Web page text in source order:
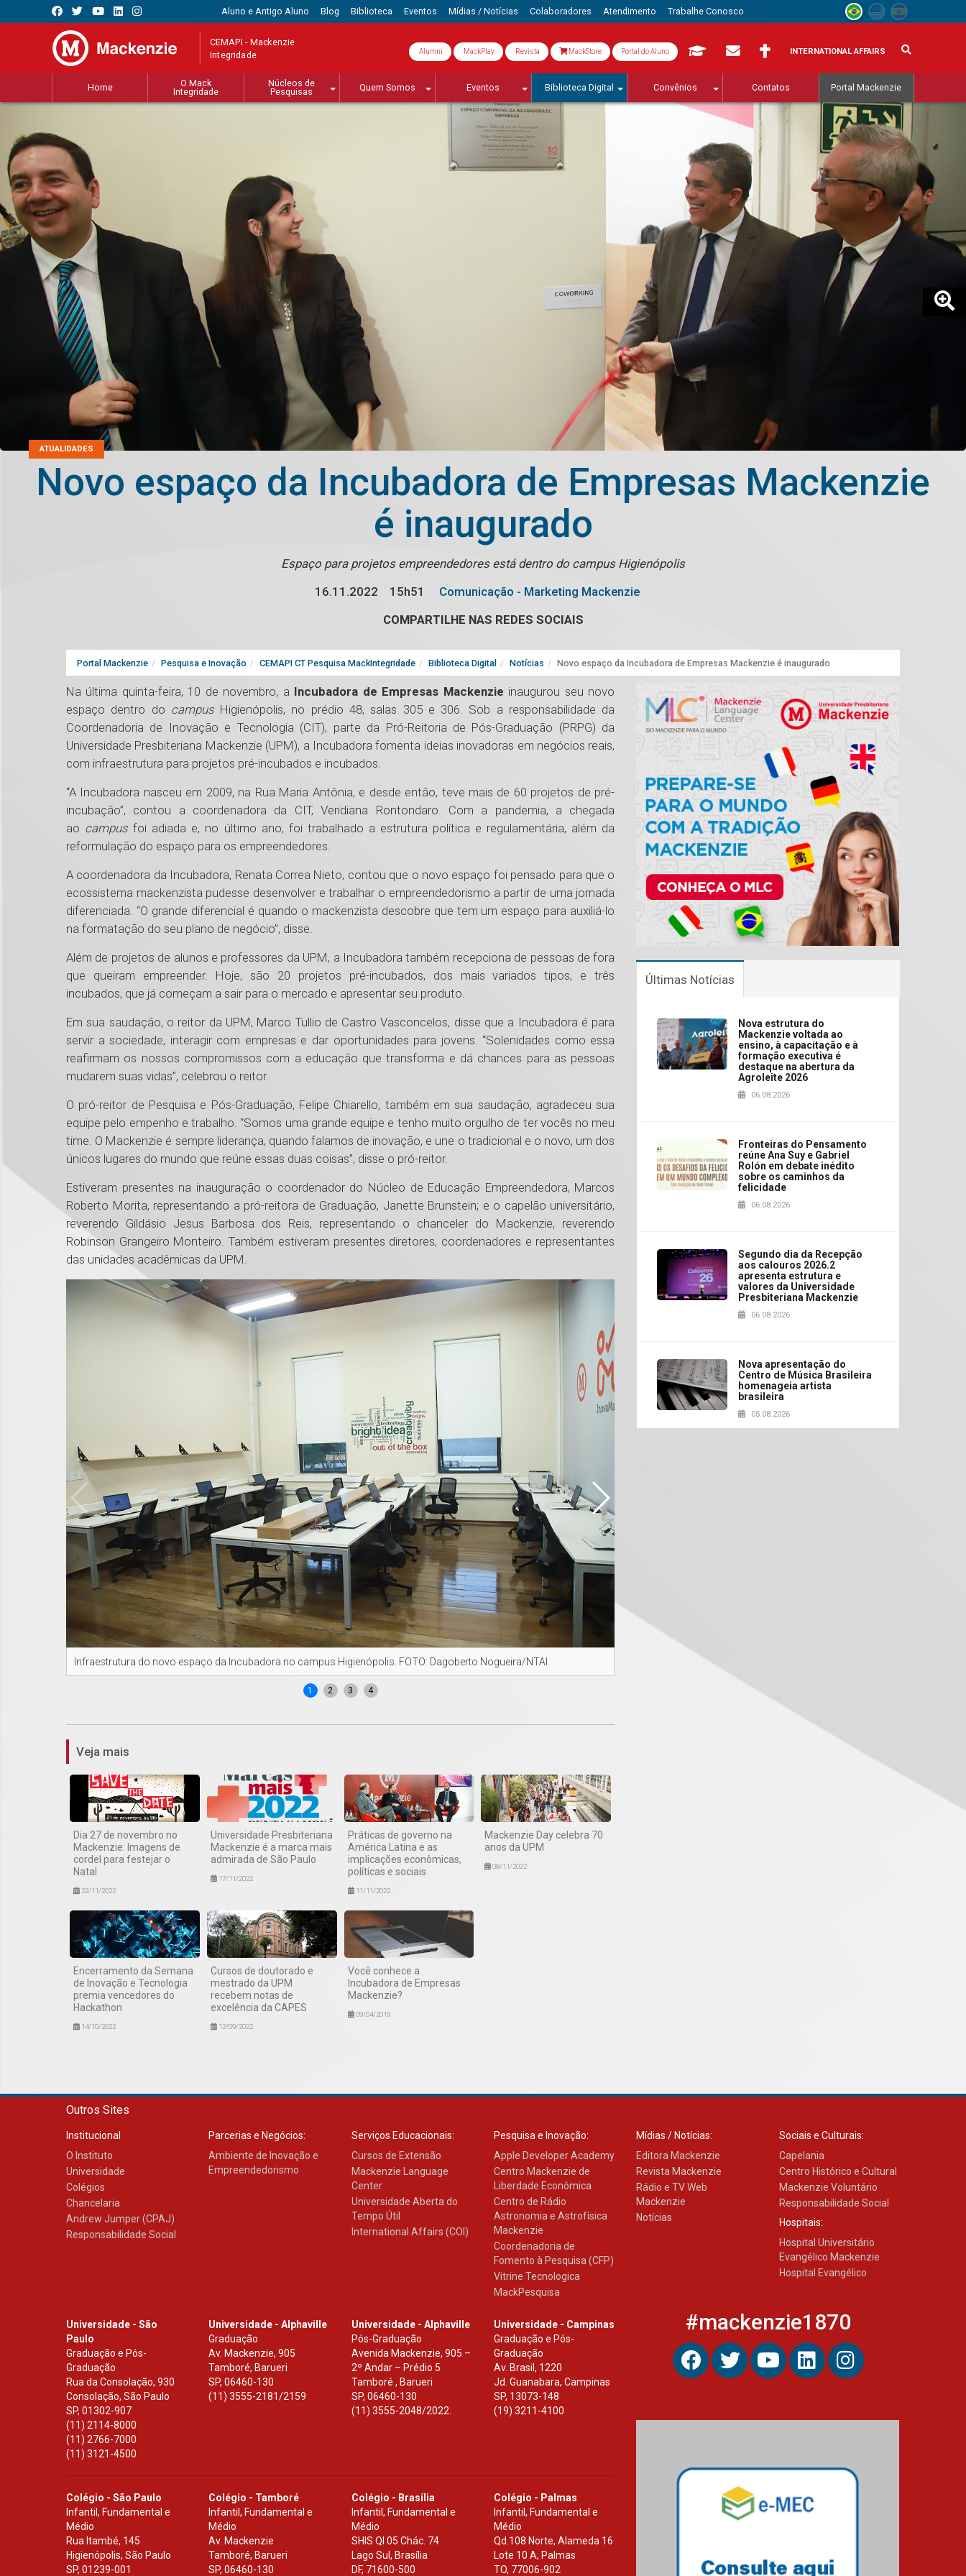
Aluno e Antigo Aluno Blog Biblioteca Eventos Mídias / Notícias Colaboradores Atendimento Trabalhe Conosco
CEMAPI - Mackenzie
Integridade Alumni MackPlay Revista MackStore Portal do Aluno INTERNATIONAL AFFAIRS
Home
O Mack
Integridade
Núcleos de
Pesquisas
Quem Somos Eventos Biblioteca Digital Convênios Contatos Portal Mackenzie
ATUALIDADES
Novo espaço da Incubadora de Empresas Mackenzie
é inaugurado
Espaço para projetos empreendedores está dentro do campus Higienópolis
16.11.2022
15h51
Comunicação - Marketing Mackenzie
COMPARTILHE NAS REDES SOCIAIS
Portal Mackenzie Pesquisa e Inovação CEMAPI CT Pesquisa MackIntegridade Biblioteca Digital Notícias Novo espaço da Incubadora de Empresas Mackenzie é inaugurado
Na última quinta-feira, 10 de novembro, a Incubadora de Empresas Mackenzie inaugurou seu novo
espaço dentro do campus Higienópolis, no prédio 48, salas 305 e 306. Sob a responsabilidade da
Coordenadoria de Inovação e Tecnologia (CIT), parte da Pró-Reitoria de Pós-Graduação (PRPG) da
Universidade Presbiteriana Mackenzie (UPM), a Incubadora fomenta ideias inovadoras em negócios reais,
com infraestrutura para projetos pré-incubados e incubados.
“A Incubadora nasceu em 2009, na Rua Maria Antônia, e desde então, teve mais de 60 projetos de pré-
incubação”, contou a coordenadora da CIT, Veridiana Rontondaro. Com a pandemia, a chegada
ao campusfoi adiada e, no último ano, foi trabalhado a estrutura política e regulamentária, além da
reformulação do espaço para os empreendedores.
A coordenadora da Incubadora, Renata Correa Nieto, contou que o novo espaço foi pensado para que o
ecossistema mackenzista pudesse desenvolver e trabalhar o empreendedorismo a partir de uma jornada
diferenciada. “O grande diferencial é quando o mackenzista descobre que tem um espaço para auxiliá-lo
na formatação do seu plano de negócio”, disse.
Além de projetos de alunos e professores da UPM, a Incubadora também recepciona de pessoas de fora
que queiram empreender. Hoje, são 20 projetos pré-incubados, dos mais variados tipos, e três
incubados, que já começam a sair para o mercado e apresentar seu produto.
Em sua saudação, o reitor da UPM, Marco Tullio de Castro Vasconcelos, disse que a Incubadora é para
servir a sociedade, interagir com empresas e dar oportunidades para jovens. “Solenidades como essa
reafirmam os nossos compromissos com a educação que transforma e dá chances para as pessoas
mudarem suas vidas”, celebrou o reitor.
O pró-reitor de Pesquisa e Pós-Graduação, Felipe Chiarello, também em sua saudação, agradeceu sua
equipe pelo empenho e trabalho. “Somos uma grande equipe e tenho muito orgulho de ter vocês no meu
time. O Mackenzie é sempre liderança, quando falamos de inovação, e une o tradicional e o novo, um dos
únicos lugares do mundo que reúne essas duas coisas”, disse o pró-reitor.
Estiveram presentes na inauguração o coordenador do Núcleo de Educação Empreendedora, Marcos
Roberto Morita, representando a pró-reitora de Graduação, Janette Brunstein; e o capelão universitário,
reverendo Gildásio Jesus Barbosa dos Reis, representando o chanceler do Mackenzie, reverendo
Robinson Grangeiro Monteiro. Também estiveram presentes diretores, coordenadores e representantes
das unidades acadêmicas da UPM.
Infraestrutura do novo espaço da Incubadora no campus Higienópolis. FOTO: Dagoberto Nogueira/NTAI
1 2 3 4
Veja mais
Dia 27 de novembro no
Mackenzie: Imagens de
cordel para festejar o
Natal
22/11/2022
Universidade Presbiteriana
Mackenzie é a marca mais
admirada de São Paulo
17/11/2022
Práticas de governo na
América Latina e as
implicações econômicas,
políticas e sociais
11/11/2022
Mackenzie Day celebra 70
anos da UPM
08/11/2022
Encerramento da Semana
de Inovação e Tecnologia
premia vencedores do
Hackathon
14/10/2022
Cursos de doutorado e
mestrado da UPM
recebem notas de
excelência da CAPES
12/09/2022
Você conhece a
Incubadora de Empresas
Mackenzie?
09/04/2019
Últimas Notícias
Nova estrutura do
Mackenzie voltada ao
ensino, à capacitação e à
formação executiva é
destaque na abertura da
Agroleite 2026
06.08.2026
Fronteiras do Pensamento
reúne Ana Suy e Gabriel
Rolón em debate inédito
sobre os caminhos da
felicidade
06.08.2026
Segundo dia da Recepção
aos calouros 2026.2
apresenta estrutura e
valores da Universidade
Presbiteriana Mackenzie
06.08.2026
Nova apresentação do
Centro de Música Brasileira
homenageia artista
brasileira
05.08.2026
Outros Sites
Institucional
O Instituto
Universidade
Colégios
Chancelaria
Andrew Jumper (CPAJ)
Responsabilidade Social
Parcerias e Negócios:
Ambiente de Inovação e
Empreendedorismo
Serviços Educacionais:
Cursos de Extensão
Mackenzie Language
Center
Universidade Aberta do
Tempo Útil
International Affairs (COI)
Pesquisa e Inovação:
Apple Developer Academy
Centro Mackenzie de
Liberdade Econômica
Centro de Rádio
Astronomia e Astrofísica
Mackenzie
Coordenadoria de
Fomento à Pesquisa (CFP)
Vitrine Tecnologica
MackPesquisa
Mídias / Notícias:
Editora Mackenzie
Revista Mackenzie
Rádio e TV Web
Mackenzie
Notícias
Sociais e Culturais:
Capelania
Centro Histórico e Cultural
Mackenzie Voluntário
Responsabilidade Social
Hospitais:
Hospital Universitário
Evangélico Mackenzie
Hospital Evangélico
Universidade - São
Paulo
Graduação e Pós-
Graduação
Rua da Consolação, 930
Consolação, São Paulo
SP, 01302-907
(11) 2114-8000
(11) 2766-7000
(11) 3121-4500
Universidade - Alphaville
Graduação
Av. Mackenzie, 905
Tamboré, Barueri
SP,06460-130
(11) 3555-2181/2159
Universidade - Alphaville
Pós-Graduação
Avenida Mackenzie, 905 –
2º Andar – Prédio 5
Tamboré , Barueri
SP, 06460-130
(11) 3555-2048/2022.
Universidade - Campinas
Graduação e Pós-
Graduação
Av. Brasil, 1220
Jd. Guanabara, Campinas
SP, 13073-148
(19) 3211-4100
Colégio - São Paulo
Infantil, Fundamental e
Médio
Rua Itambé, 145
Higienópolis, São Paulo
SP, 01239-001
Colégio - Tamboré
Infantil, Fundamental e
Médio
Av. Mackenzie
Tamboré, Barueri
SP,06460-130
Colégio - Brasília
Infantil, Fundamental e
Médio
SHIS Ql 05 Chác. 74
Lago Sul, Brasília
DF, 71600-500
Colégio - Palmas
Infantil, Fundamental e
Médio
Qd.108 Norte, Alameda 16
Lote 10 A, Palmas
TO, 77006-902
#mackenzie1870